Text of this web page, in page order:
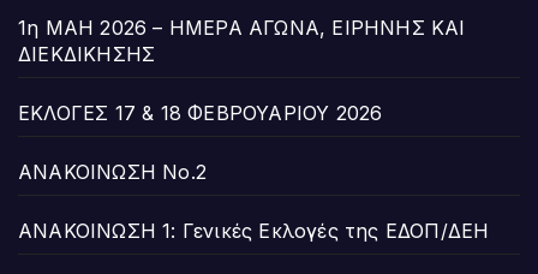
1η ΜΑΗ 2026 – ΗΜΕΡΑ ΑΓΩΝΑ, ΕΙΡΗΝΗΣ ΚΑΙ
ΔΙΕΚΔΙΚΗΣΗΣ
ΕΚΛΟΓΕΣ 17 & 18 ΦΕΒΡΟΥΑΡΙΟΥ 2026
ΑΝΑΚΟΙΝΩΣΗ Νο.2
ΑΝΑΚΟΙΝΩΣΗ 1: Γενικές Εκλογές της ΕΔΟΠ/ΔΕΗ